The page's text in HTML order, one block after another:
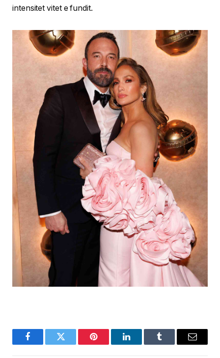
intensitet vitet e fundit.
FacebookTwitter Pinterest LinkedInTumblr Email